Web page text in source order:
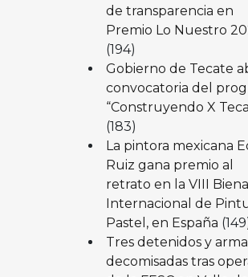
de transparencia en
Premio Lo Nuestro
(194)
Gobierno de Tecate
convocatoria del
“Construyendo X
(183)
La pintora mexicana
Ruiz gana premio al
retrato en la VIII Bienal
Internacional de
Pastel, en España
Tres detenidos y
decomisadas tras